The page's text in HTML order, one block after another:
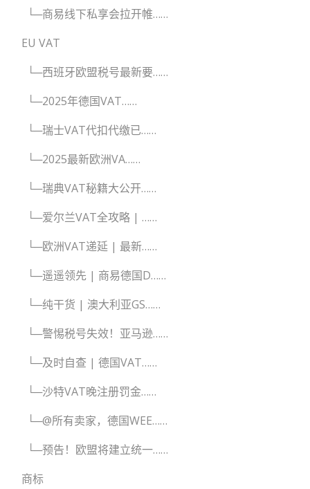
└─商易线下私享会拉开帷……
EU VAT
└─西班牙欧盟税号最新要……
└─2025年德国VAT……
└─瑞士VAT代扣代缴已……
└─2025最新欧洲VA……
└─瑞典VAT秘籍大公开……
└─爱尔兰VAT全攻略 | ……
└─欧洲VAT递延 | 最新……
└─遥遥领先 | 商易德国D……
└─纯干货 | 澳大利亚GS……
└─警惕税号失效！亚马逊……
└─及时自查 | 德国VAT……
└─沙特VAT晚注册罚金……
└─@所有卖家，德国WEE……
└─预告！欧盟将建立统一……
商标